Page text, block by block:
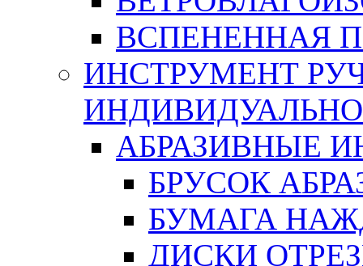
ВСПЕНЕННАЯ
ИНСТРУМЕНТ
АБРАЗИВНЫЕ
БРУСОК
БУМАГА
ДИСКИ